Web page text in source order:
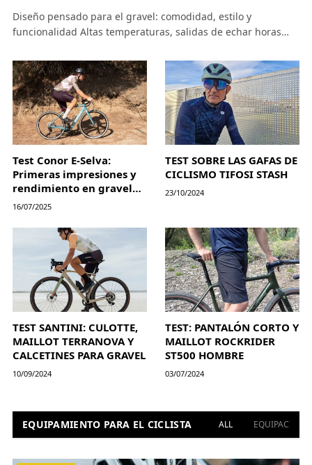
Diseño pensado para el gravel: comodidad, estilo y
funcionalidad Altas temperaturas, salidas de echar horas…
Test Conor E-Selva:
Primeras impresiones y
rendimiento en gravel
eléctrico
16/07/2025
TEST SOBRE LAS GAFAS DE
CICLISMO TIFOSI STASH
23/10/2024
TEST SANTINI: CULOTTE,
MAILLOT TERRANOVA Y
CALCETINES PARA GRAVEL
10/09/2024
TEST: PANTALÓN CORTO Y
MAILLOT ROCKRIDER
ST500 HOMBRE
03/07/2024
EQUIPAMIENTO PARA EL CICLISTA ALL EQUIPACIÓN